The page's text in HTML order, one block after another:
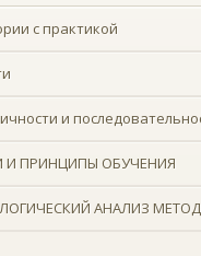
с практикой
и
И ПРИНЦИПЫ ОБУЧЕНИЯ
АНАЛИЗ